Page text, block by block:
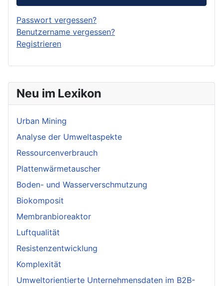
Neu im Lexikon
Urban Mining
Analyse der Umweltaspekte
Ressourcenverbrauch
Plattenwärmetauscher
Boden- und Wasserverschmutzung
Biokomposit
Membranbioreaktor
Luftqualität
Resistenzentwicklung
Komplexität
Umweltorientierte Unternehmensdaten im B2B-
Passwort vergessen?
Benutzername vergessen?
Registrieren